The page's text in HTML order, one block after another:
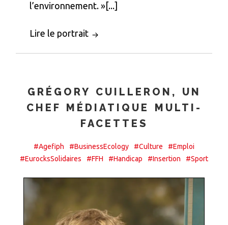
l’environnement. »[...]
Lire le portrait
GRÉGORY CUILLERON, UN
CHEF MÉDIATIQUE MULTI-
FACETTES
#Agefiph #BusinessEcology #Culture
#Emploi
#EurocksSolidaires
#FFH #Handicap #Insertion #Sport